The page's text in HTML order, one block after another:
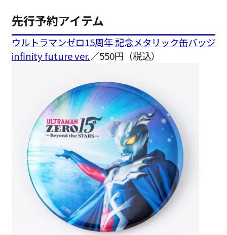
先行予約アイテム
ウルトラマンゼロ15周年 記念メタリック缶バッジ
infinity future ver.／550円（税込）